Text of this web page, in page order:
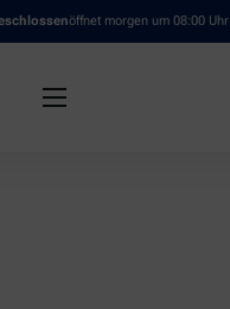
öffnet morgen um 08:00 Uhr